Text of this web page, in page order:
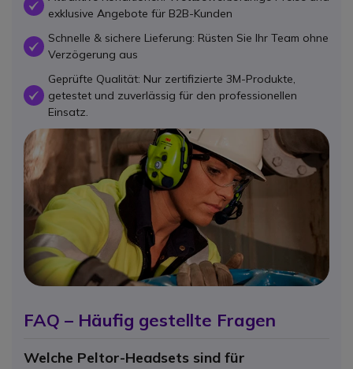
OK
exklusive Angebote für B2B-Kunden
OK
Schnelle & sichere Lieferung: Rüsten Sie Ihr Team ohne
Verzögerung aus
OK
Geprüfte Qualität: Nur zertifizierte 3M-Produkte,
getestet und zuverlässig für den professionellen
Einsatz.
FAQ – Häufig gestellte Fragen
Welche Peltor-Headsets sind für